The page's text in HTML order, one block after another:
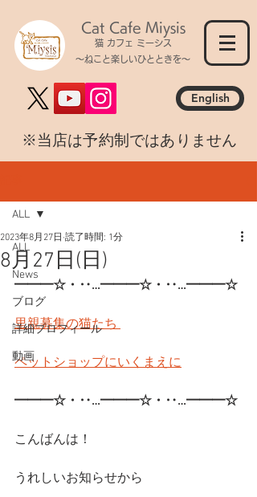
Cat Cafe Miysis
猫 カフェ ミーシス
～ねこと楽しいひとときを～
English
​※当店は予約制ではありません
ALL
News
ブログ
詳細プロフィール
動画
ALL
8月27日(日)
2023年8月27日 読了時間: 1分
━━━☆・‥…━━━☆・‥…━━━☆
里親募集の猫たち
ペットショップにいくまえに
━━━☆・‥…━━━☆・‥…━━━☆
こんばんは！
うれしいお知らせから